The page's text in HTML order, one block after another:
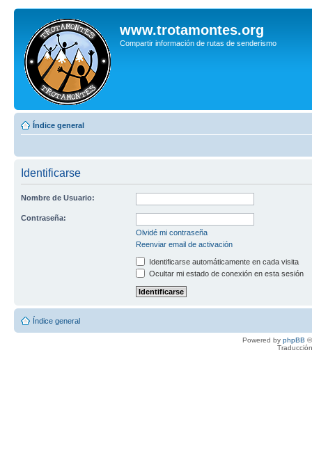
www.trotamontes.org
Compartir información de rutas de senderismo
Índice general
Identificarse
Nombre de Usuario:
Contraseña:
Olvidé mi contraseña
Reenviar email de activación
Identificarse automáticamente en cada visita
Ocultar mi estado de conexión en esta sesión
Índice general
Powered by phpBB